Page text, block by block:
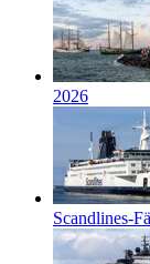
2026
Scandlines-